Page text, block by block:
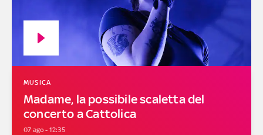
Madame, la possibile scaletta del
concerto a Cattolica
MUSICA
07 ago - 12:35